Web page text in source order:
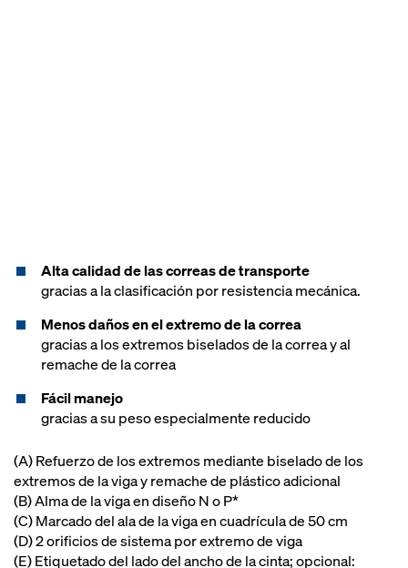
Alta calidad de las correas de transporte
gracias a la clasificación por resistencia mecánica.
Menos daños en el extremo de la correa
gracias a los extremos biselados de la correa y al
remache de la correa
Fácil manejo
gracias a su peso especialmente reducido
(A) Refuerzo de los extremos mediante biselado de los
extremos de la viga y remache de plástico adicional
(B) Alma de la viga en diseño N o P*
(C) Marcado del ala de la viga en cuadrícula de 50 cm
(D) 2 orificios de sistema por extremo de viga
(E) Etiquetado del lado del ancho de la cinta; opcional: